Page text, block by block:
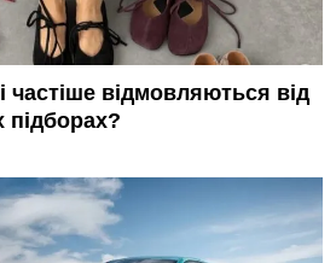
частіше відмовляються від
підборах?